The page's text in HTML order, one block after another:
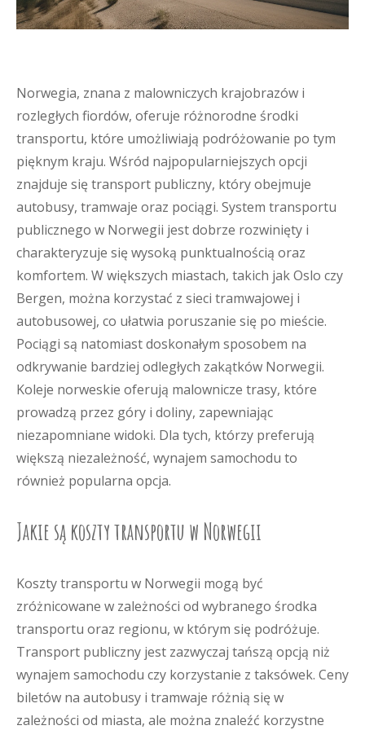
Norwegia, znana z malowniczych krajobrazów i
rozległych fiordów, oferuje różnorodne środki
transportu, które umożliwiają podróżowanie po tym
pięknym kraju. Wśród najpopularniejszych opcji
znajduje się transport publiczny, który obejmuje
autobusy, tramwaje oraz pociągi. System transportu
publicznego w Norwegii jest dobrze rozwinięty i
charakteryzuje się wysoką punktualnością oraz
komfortem. W większych miastach, takich jak Oslo czy
Bergen, można korzystać z sieci tramwajowej i
autobusowej, co ułatwia poruszanie się po mieście.
Pociągi są natomiast doskonałym sposobem na
odkrywanie bardziej odległych zakątków Norwegii.
Koleje norweskie oferują malownicze trasy, które
prowadzą przez góry i doliny, zapewniając
niezapomniane widoki. Dla tych, którzy preferują
większą niezależność, wynajem samochodu to
również popularna opcja.
Jakie są koszty transportu w Norwegii
Koszty transportu w Norwegii mogą być
zróżnicowane w zależności od wybranego środka
transportu oraz regionu, w którym się podróżuje.
Transport publiczny jest zazwyczaj tańszą opcją niż
wynajem samochodu czy korzystanie z taksówek. Ceny
biletów na autobusy i tramwaje różnią się w
zależności od miasta, ale można znaleźć korzystne